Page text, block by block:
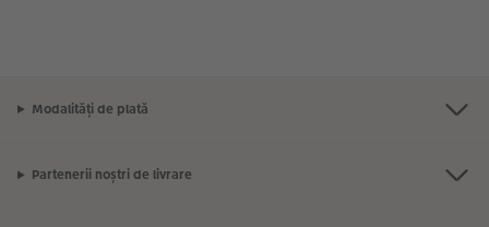
Modalități de plată
Partenerii noștri de livrare